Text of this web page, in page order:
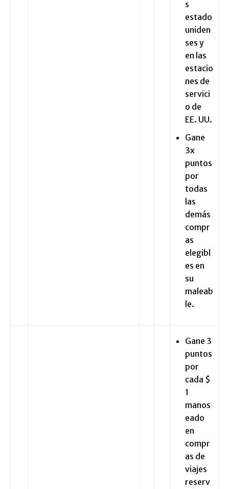
s
estado
uniden
ses y
en las
estacio
nes de
servici
o de
EE. UU.
Gane
3x
puntos
por
todas
las
demás
compr
as
elegibl
es en
su
maleab
le.
Gane 3
puntos
por
cada $
1
manos
eado
en
compr
as de
viajes
reserv